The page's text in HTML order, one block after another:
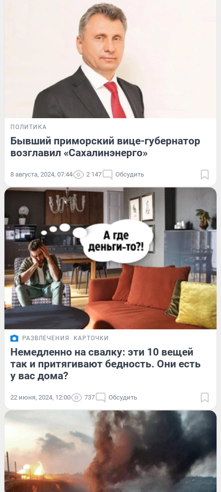
ПОЛИТИКА
Бывший приморский вице-губернатор
возглавил «Сахалинэнерго»
8 августа, 2024, 07:44 2 147 Обсудить
РАЗВЛЕЧЕНИЯ КАРТОЧКИ
Немедленно на свалку: эти 10 вещей
так и притягивают бедность. Они есть
у вас дома?
22 июня, 2024, 12:00 737 Обсудить